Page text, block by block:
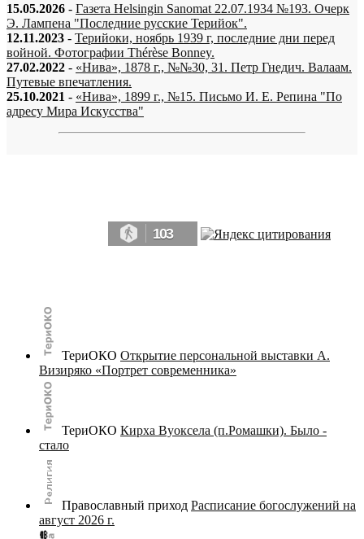
15.05.2026 - Газета Helsingin Sanomat 22.07.1934 №193. Очерк
Э. Лампена "Последние русские Терийок".
12.11.2023 - Терийоки, ноябрь 1939 г, последние дни перед
войной. Фотографии Thérèse Bonney.
27.02.2022 - «Нива», 1878 г., №№30, 31. Петр Гнедич. Валаам.
Путевые впечатления.
25.10.2021 - «Нива», 1899 г., №15. Письмо И. Е. Репина "По
адресу Мира Искусства"
103
ТериОКО Открытие персональной выставки А.
Визиряко «Портрет современника»
ТериОКО Кирха Вуоксела (п.Ромашки). Было -
стало
Православный приход Расписание богослужений на
август 2026 г.